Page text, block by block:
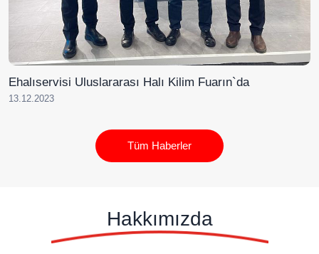
Ehalıservisi Uluslararası Halı Kilim Fuarın`da
13.12.2023
Tüm Haberler
Hakkımızda